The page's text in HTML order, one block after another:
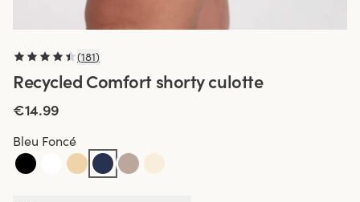
(181)
Recycled Comfort shorty culotte
€14.99
Bleu Foncé